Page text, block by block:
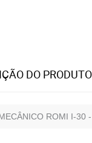
DO PRODUTO
ROMI I-30